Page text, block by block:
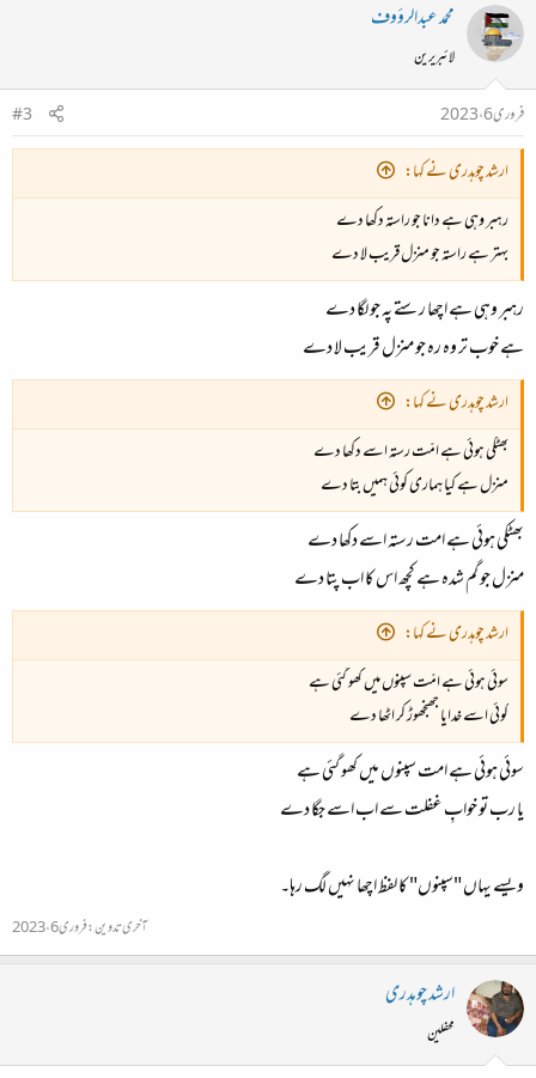
محمد عبدالرؤوف
لائبریرین
فروری 6، 2023
#3
ارشد چوہدری نے کہا:
رہبر وہی ہے دانا جو راستہ دکھا دے
بہتر ہے راستہ جو منزل قریب لا دے
رہبر وہی ہے اچھا رستے پہ جو لگا دے
ہے خوب تر وہ رہ جو منزل قریب لا دے
ارشد چوہدری نے کہا:
بھٹکی ہوئی ہے امّت رستہ اسے دکھا دے
منزل ہے کیا ہماری کوئی ہمیں بتا دے
بھٹکی ہوئی ہے امت رستہ اسے دکھا دے
منزل جو گم شدہ ہے کچھ اس کا اب پتا دے
ارشد چوہدری نے کہا:
سوئی ہوئی ہے امّت سپنوں میں کھو گئی ہے
کوئی اسے خدایا جھنجھوڑ کر اٹھا دے
سوئی ہوئی ہے امت سپنوں میں کھو گئی ہے
یا رب تو خوابِ غفلت سے اب اسے جگا دے
ویسے یہاں "سپنوں" کا لفظ اچھا نہیں لگ رہا۔
آخری تدوین:فروری 6، 2023
ارشد چوہدری
محفلین